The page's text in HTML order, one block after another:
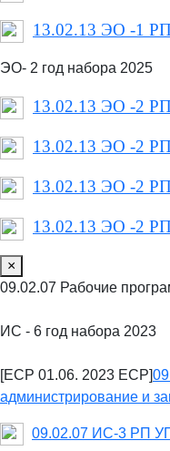
13.02.13 ЭО -1
ЭО- 2 год набора 2025
13.02.13 ЭО -2
13.02.13 ЭО -2
13.02.13 ЭО -2
13.02.13 ЭО -2
×
09.02.07 Рабочие
ИС - 6 год набора 2023
[ECP 01.06. 2023 ECP]
администрирование и
09.02.07 ИС-3 РП